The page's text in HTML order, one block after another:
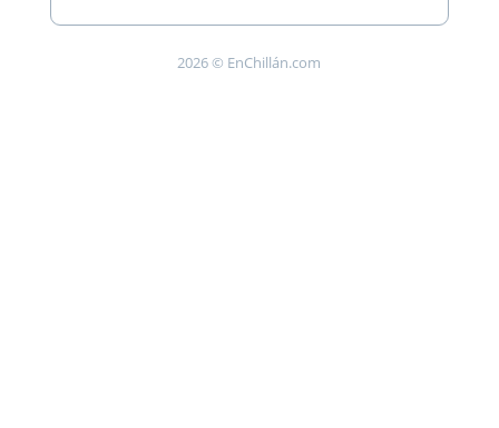
2026 © EnChillán.com